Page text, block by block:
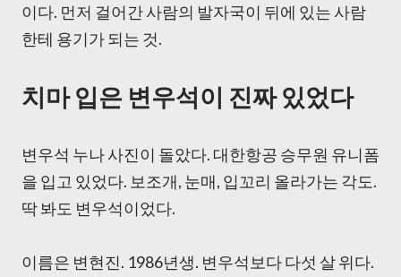
이다. 먼저 걸어간 사람의 발자국이 뒤에 있는 사람
한테 용기가 되는 것.
치마 입은 변우석이 진짜 있었다
변우석 누나 사진이 돌았다. 대한항공 승무원 유니폼
을 입고 있었다. 보조개, 눈매, 입꼬리 올라가는 각도.
딱 봐도 변우석이었다.
이름은 변현진. 1986년생. 변우석보다 다섯 살 위다.